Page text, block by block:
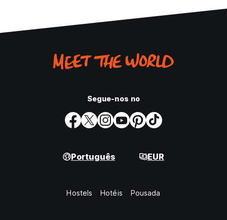
Segue-nos no
Português EUR
Hostels Hotéis Pousada